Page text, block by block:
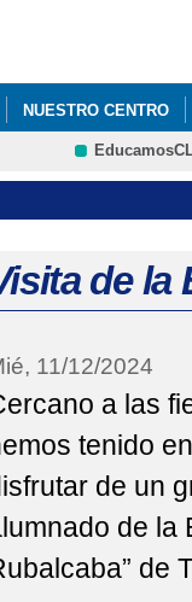
NUESTRO CENTRO
de la
11/12/2024
a las
tenido
de un
de la
de